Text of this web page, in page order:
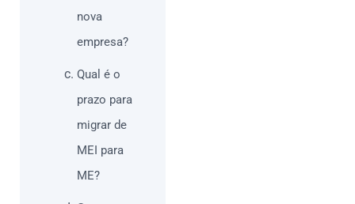
nova
empresa?
Qual é o
prazo para
migrar de
MEI para
ME?